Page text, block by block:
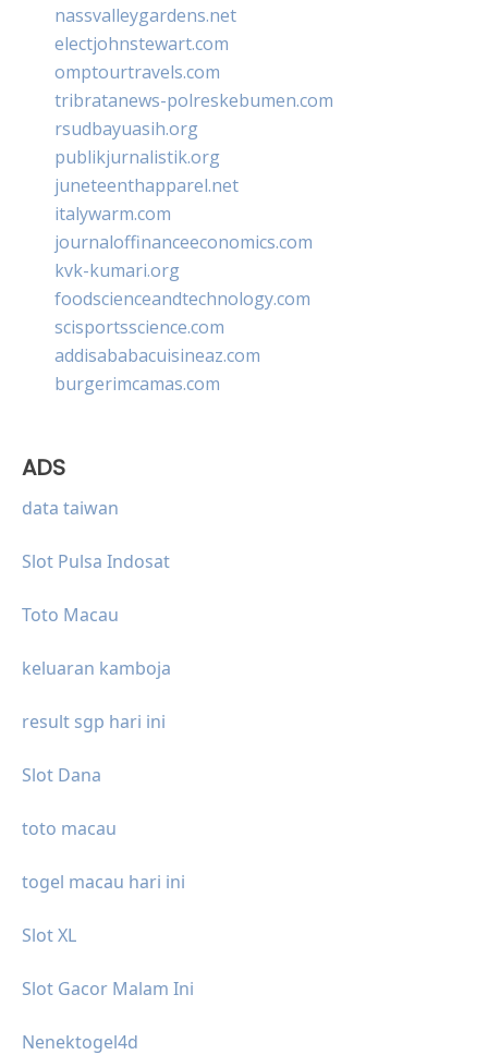
nassvalleygardens.net
electjohnstewart.com
omptourtravels.com
tribratanews-polreskebumen.com
rsudbayuasih.org
publikjurnalistik.org
juneteenthapparel.net
italywarm.com
journaloffinanceeconomics.com
kvk-kumari.org
foodscienceandtechnology.com
scisportsscience.com
addisababacuisineaz.com
burgerimcamas.com
ADS
data taiwan
Slot Pulsa Indosat
Toto Macau
keluaran kamboja
result sgp hari ini
Slot Dana
toto macau
togel macau hari ini
Slot XL
Slot Gacor Malam Ini
Nenektogel4d